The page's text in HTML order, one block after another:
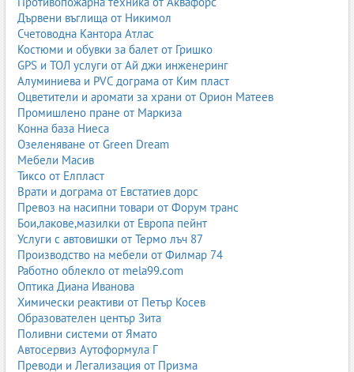
Дървени въглища от Никимол
Счетоводна Кантора Атлас
Костюми и обувки за балет от Гришко
GPS и ТОЛ услуги от Ай джи инженеринг
Алуминиева и PVC дограма от Ким пласт
Оцветители и аромати за храни от Орион Матеев
Промишлено пране от Маркиза
Конна база Ниеса
Озеленяване от Green Dream
Мебели Масив
Тиксо от Елпласт
Врати и дограма от Евстатиев дорс
Превоз на насипни товари от Форум транс
Бои,лакове,мазилки от Европа пейнт
Услуги с автовишки от Термо лъч 87
Производство на мебели от Филмар 74
Работно облекло от mela99.com
Оптика Диана Иванова
Химически реактиви от Петър Косев
Образователен център Зита
Поливни системи от Ямато
Автосервиз Аутоформула Г
Преводи и Легализация от Призма